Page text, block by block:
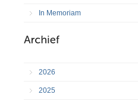
In Memoriam
2026
2025